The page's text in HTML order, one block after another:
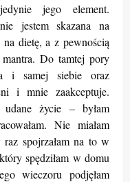
jego element.
jestem skazana na
dietę, a z pewnością
Do tamtej pory
i samej siebie oraz
i mnie zaakceptuje.
życie – byłam
Nie miałam
spojrzałam na to w
spędziłam w domu
wieczoru podjęłam